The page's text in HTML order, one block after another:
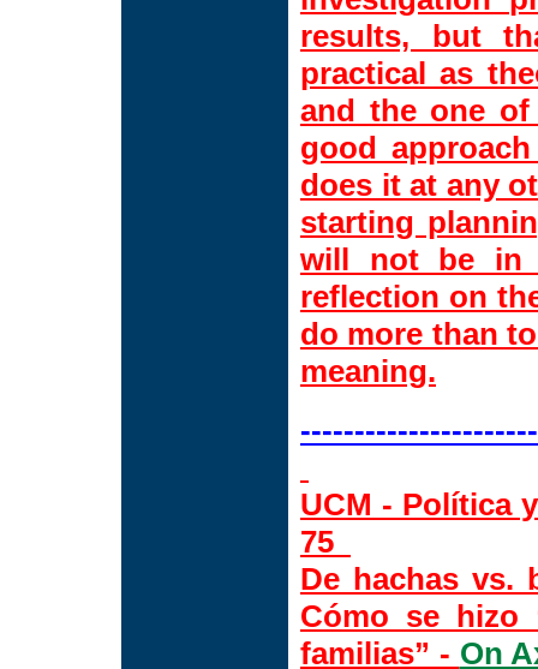
results, but
practical as
and the one
good
does it at any
starting
will not be in
reflection on
do more than
meaning.
UCM - Política
75
De hachas vs.
Cómo se hizo
familias” - On